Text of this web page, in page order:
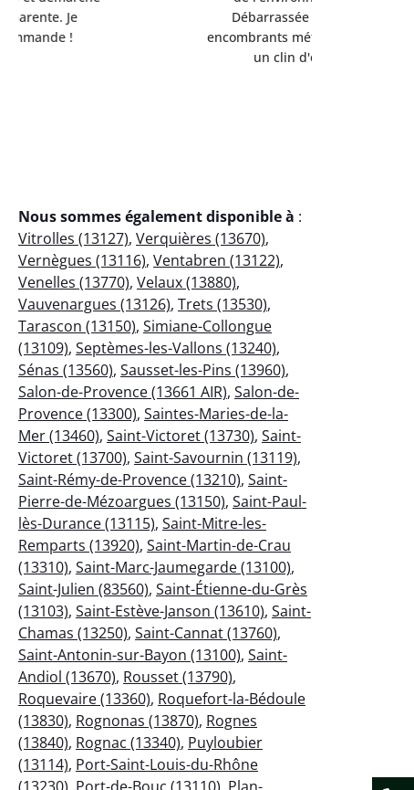
encombrants métalliques en
Nous sommes également disponible à :
Vitrolles (13127), Verquières (13670),
Vernègues (13116), Ventabren (13122),
Venelles (13770), Velaux (13880),
Vauvenargues (13126), Trets (13530),
Tarascon (13150), Simiane-Collongue
(13109), Septèmes-les-Vallons (13240),
Sénas (13560), Sausset-les-Pins (13960),
Salon-de-Provence (13661 AIR), Salon-de-
Provence (13300), Saintes-Maries-de-la-
Mer (13460), Saint-Victoret (13730), Saint-
Victoret (13700), Saint-Savournin (13119),
Saint-Rémy-de-Provence (13210), Saint-
Pierre-de-Mézoargues (13150), Saint-Paul-
lès-Durance (13115), Saint-Mitre-les-
Remparts (13920), Saint-Martin-de-Crau
(13310), Saint-Marc-Jaumegarde (13100),
Saint-Julien (83560), Saint-Étienne-du-Grès
(13103), Saint-Estève-Janson (13610), Saint-
Chamas (13250), Saint-Cannat (13760),
Saint-Antonin-sur-Bayon (13100), Saint-
Andiol (13670), Rousset (13790),
Roquevaire (13360), Roquefort-la-Bédoule
(13830), Rognonas (13870), Rognes
(13840), Rognac (13340), Puyloubier
(13114), Port-Saint-Louis-du-Rhône